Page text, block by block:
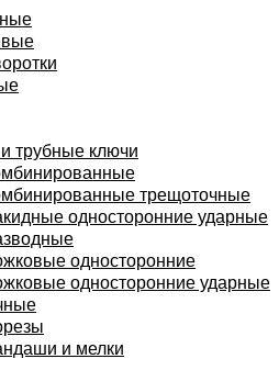
трубные ключи
трещоточные
односторонние ударные
односторонние
односторонние ударные
и мелки